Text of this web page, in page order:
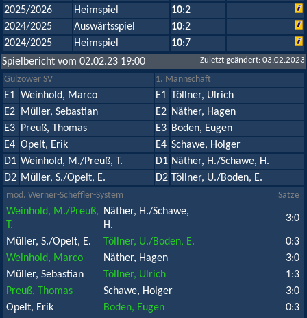
2025/2026
Heimspiel 10:2
2024/2025
Auswärtsspiel 10:2
2024/2025
Heimspiel 10:7
Spielbericht vom 02.02.23 19:00
Zuletzt geändert: 03.02.2023
Gülzower SV 1. Mannschaft
E1 Weinhold, Marco E1 Töllner, Ulrich
E2
Müller, Sebastian E2 Näther, Hagen
E3
Preuß, Thomas E3 Boden, Eugen
E4 Opelt, Erik E4 Schawe, Holger
D1 Weinhold, M./Preuß, T. D1 Näther, H./Schawe, H.
D2 Müller, S./Opelt, E. D2 Töllner, U./Boden, E.
mod. Werner-Scheffler-System Sätze
Weinhold, M./Preuß,
T.
Näther, H./Schawe,
H.
3:0
Müller, S./Opelt, E. Töllner, U./Boden, E.
0:3
Weinhold, Marco
Näther, Hagen
3:0
Müller, Sebastian
Töllner, Ulrich
1:3
Preuß, Thomas
Schawe, Holger
3:0
Opelt, Erik
Boden, Eugen
0:3